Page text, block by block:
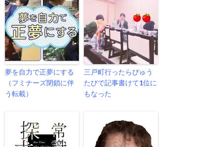
夢を自力で正夢にする
（フミナーズ閉鎖に伴
う転載）
三戸町行ったらびゅう
たびで記事書けて1位に
もなった